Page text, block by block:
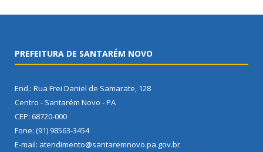
PREFEITURA DE SANTARÉM NOVO
End.: Rua Frei Daniel de Samarate, 128
Centro - Santarém Novo - PA
CEP: 68720-000
Fone: (91) 98563-3454
E-mail: atendimento@santaremnovo.pa.gov.br